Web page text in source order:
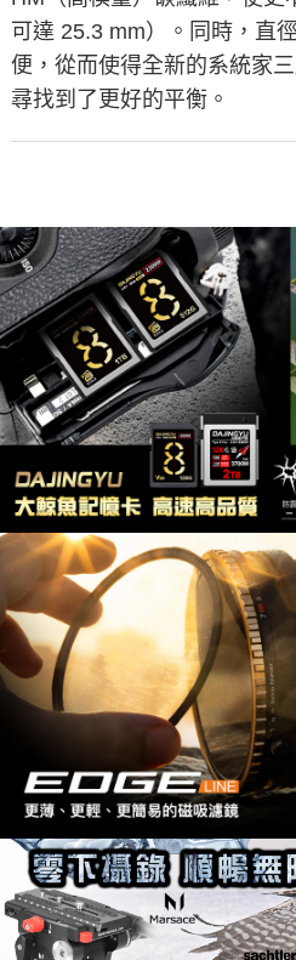
可達 25.3 mm）。同時，直
便，從而使得全新的系統家
尋找到了更好的平衡。